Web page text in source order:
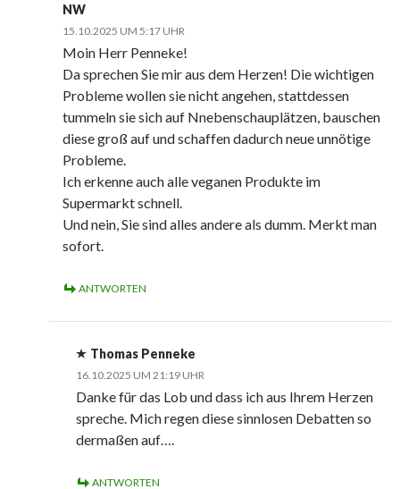
NW
15.10.2025 UM 5:17 UHR
Moin Herr Penneke!
Da sprechen Sie mir aus dem Herzen! Die wichtigen
Probleme wollen sie nicht angehen, stattdessen
tummeln sie sich auf Nnebenschauplätzen, bauschen
diese groß auf und schaffen dadurch neue unnötige
Probleme.
Ich erkenne auch alle veganen Produkte im
Supermarkt schnell.
Und nein, Sie sind alles andere als dumm. Merkt man
sofort.
ANTWORTEN
Thomas Penneke
16.10.2025 UM 21:19 UHR
Danke für das Lob und dass ich aus Ihrem Herzen
spreche. Mich regen diese sinnlosen Debatten so
dermaßen auf….
ANTWORTEN